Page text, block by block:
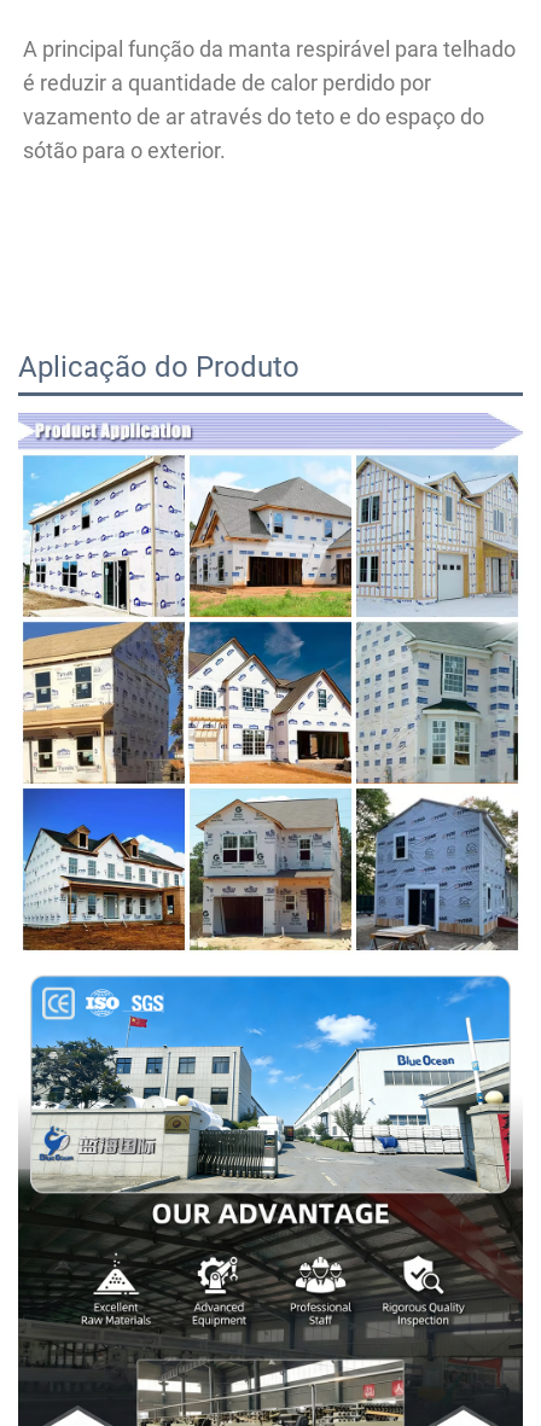
A principal função da manta respirável para telhado
é reduzir a quantidade de calor perdido por
vazamento de ar através do teto e do espaço do
sótão para o exterior.
Aplicação do Produto